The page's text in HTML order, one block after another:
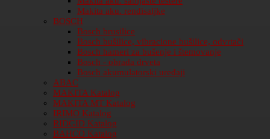
Makita aku. rendisaljke
BOSCH
Bosch brusilice
Bosch bušilice, vibracione bušilice, odvrtači
Bosch hameri za bušenje i štemovanje
Bosch - obrada drveta
Bosch akumulatorski uređaji
ABAC
MAKITA Katalog
MAKITA MT Katalog
IRIMO Katalog
RIDGID Katalog
BAHCO Katalog